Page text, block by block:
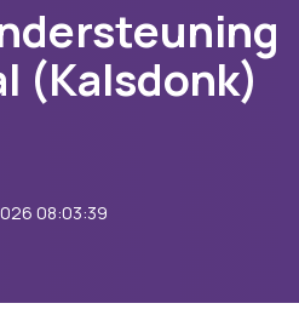
(Kalsdonk)
08:03:39